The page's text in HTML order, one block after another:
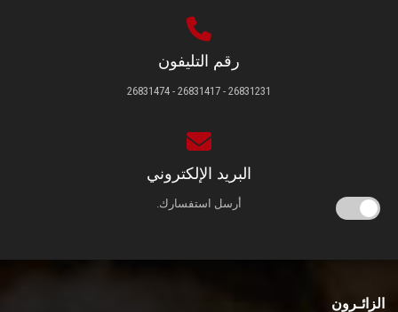
رقم التليفون
26831231 - 26831417 - 26831474
البريد الإلكتروني
أرسل استفسارك.
الزائـرون